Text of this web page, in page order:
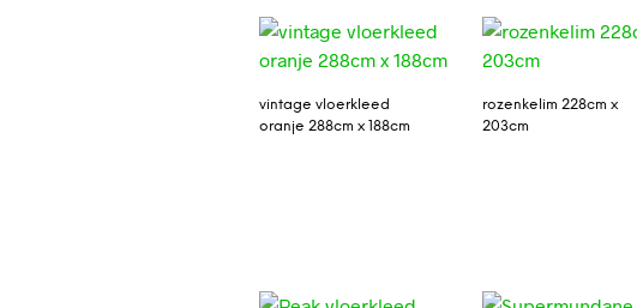
vintage vloerkleed
oranje 288cm x 188cm
rozenkelim 228cm x
203cm